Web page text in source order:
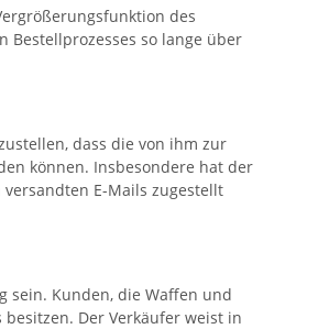
des
Bestellprozesses so lange über
dass die von ihm zur
können. Insbesondere hat der
E-Mails zugestellt
sein. Kunden, die Waffen und
Der Verkäufer weist in